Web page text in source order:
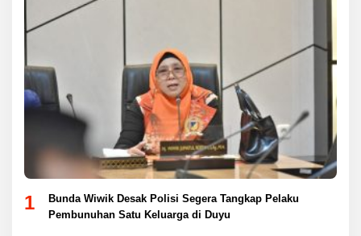
1
Bunda Wiwik Desak Polisi Segera Tangkap Pelaku
Pembunuhan Satu Keluarga di Duyu